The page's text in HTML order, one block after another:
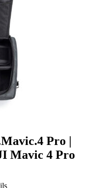
Pro |
Mavic 4 Pro